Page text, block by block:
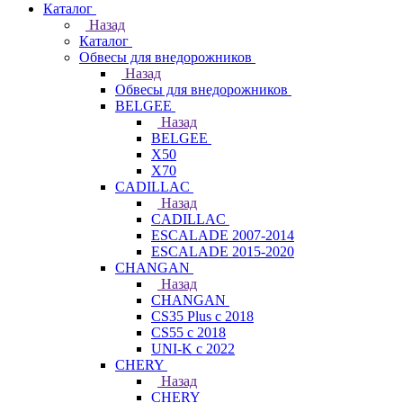
Каталог
Назад
Каталог
Обвесы для внедорожников
Назад
Обвесы для внедорожников
BELGEE
Назад
BELGEE
X50
X70
CADILLAC
Назад
CADILLAC
ESCALADE 2007-2014
ESCALADE 2015-2020
CHANGAN
Назад
CHANGAN
CS35 Plus с 2018
CS55 с 2018
UNI-K с 2022
CHERY
Назад
CHERY